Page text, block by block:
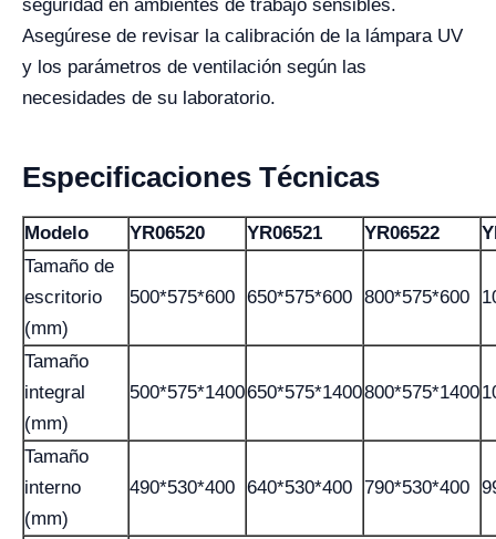
seguridad en ambientes de trabajo sensibles.
Asegúrese de revisar la calibración de la lámpara UV
y los parámetros de ventilación según las
necesidades de su laboratorio.
Especificaciones Técnicas
Modelo YR06520 YR06521 YR06522
Tamaño de
escritorio
(mm)
500*575*600 650*575*600 800*575*600
Tamaño
integral
(mm)
500*575*1400650*575*1400800*575*1400
Tamaño
interno
(mm)
490*530*400 640*530*400 790*530*400